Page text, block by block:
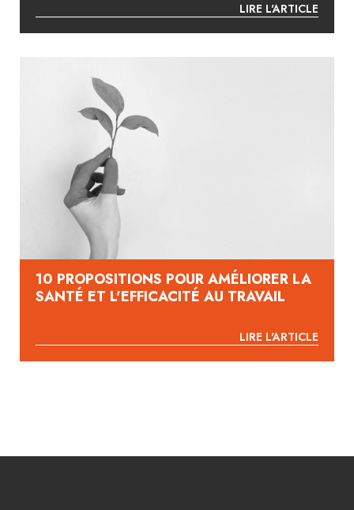
LIRE L'ARTICLE
10 PROPOSITIONS POUR AMÉLIORER LA
SANTÉ ET L'EFFICACITÉ AU TRAVAIL
LIRE L'ARTICLE